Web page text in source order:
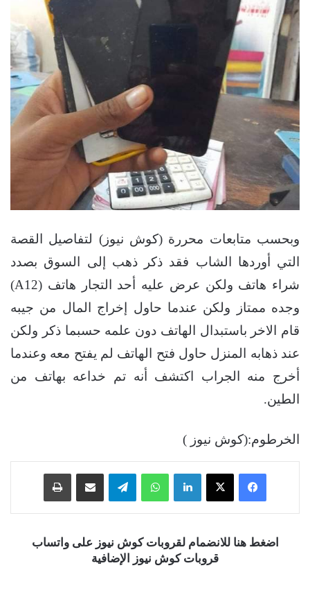
وبحسب متابعات محررة (كوش نيوز) لتفاصيل القصة
التي أوردها الشاب فقد ذكر ذهب إلى السوق بصدد
شراء هاتف ولكن عرض عليه أحد التجار هاتف (A12)
وجده ممتاز ولكن عندما حاول إخراج المال من جيبه
قام الاخر باستبدال الهاتف دون علمه حسبما ذكر ولكن
عند ذهابه المنزل حاول فتح الهاتف لم يفتح معه وعندما
أخرج منه الجراب اكتشف أنه تم خداعه بهاتف من
الطين.
الخرطوم:(كوش نيوز )
فيسبوك ‫X لينكدإن واتساب تيلقرام
اضغط هنا للانضمام لقروبات كوش نيوز على واتساب
قروبات كوش نيوز الإضافية